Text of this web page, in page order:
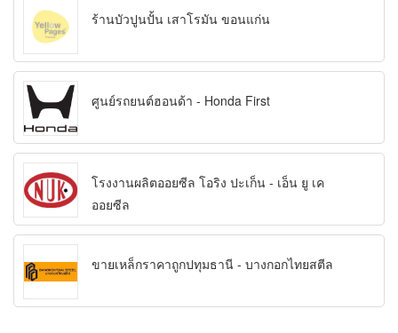
ร้านบัวปูนปั้น เสาโรมัน ขอนแก่น
ศูนย์รถยนต์ฮอนด้า - Honda First
โรงงานผลิตออยซีล โอริง ปะเก็น - เอ็น ยู เค
ออยซีล
ขายเหล็กราคาถูกปทุมธานี - บางกอกไทยสตีล